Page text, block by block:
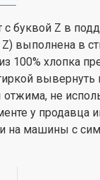
с буквой Z в
выполнена в
100% хлопка
вывернуть
отжима, не
у
на машины с